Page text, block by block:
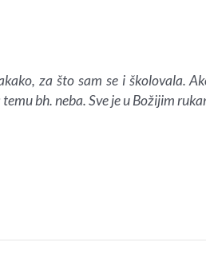
za što sam se i školovala.
bh. neba. Sve je u Božijim